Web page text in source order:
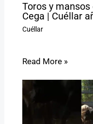
Toros y
Cega | Cuéllar
Cuéllar
Read More »